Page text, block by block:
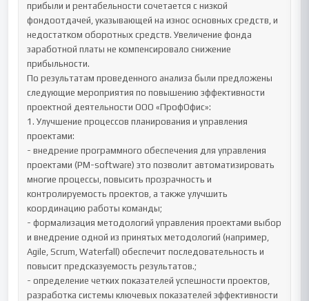
прибыли и рентабельности сочетается с низкой
фондоотдачей, указывающей на износ основных средств, и
недостатком оборотных средств. Увеличение фонда
заработной платы не компенсировало снижение
прибыльности.
По результатам проведенного анализа были предложены
следующие мероприятия по повышению эффективности
проектной деятельности ООО «ПрофОфис»:
1. Улучшение процессов планирования и управления
проектами:
- внедрение программного обеспечения для управления
проектами (PM-software) это позволит автоматизировать
многие процессы, повысить прозрачность и
контролируемость проектов, а также улучшить
координацию работы команды;
- формализация методологий управления проектами выбор
и внедрение одной из принятых методологий (например,
Agile, Scrum, Waterfall) обеспечит последовательность и
повысит предсказуемость результатов.;
- определение четких показателей успешности проектов,
разработка системы ключевых показателей эффективности